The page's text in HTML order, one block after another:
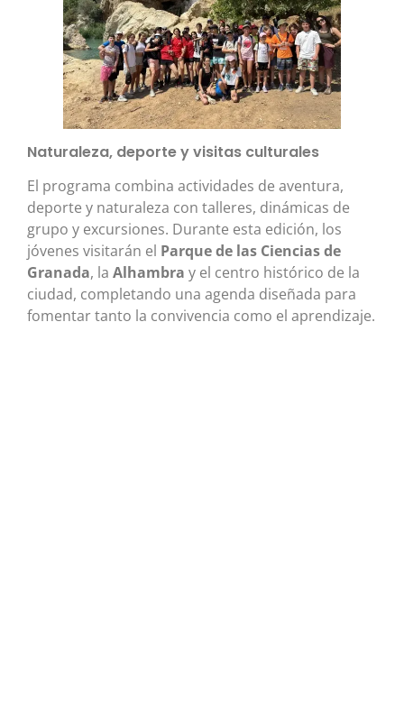
Naturaleza, deporte y visitas culturales
El programa combina actividades de aventura,
deporte y naturaleza con talleres, dinámicas de
grupo y excursiones. Durante esta edición, los
jóvenes visitarán el Parque de las Ciencias de
Granada, la Alhambra y el centro histórico de la
ciudad, completando una agenda diseñada para
fomentar tanto la convivencia como el aprendizaje.